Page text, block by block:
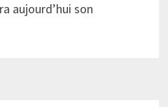
aujourd’hui son